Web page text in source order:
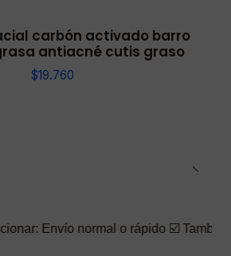
carbón activado barro
antiacné cutis graso
$19.760
o rápido ☑️ También puedes